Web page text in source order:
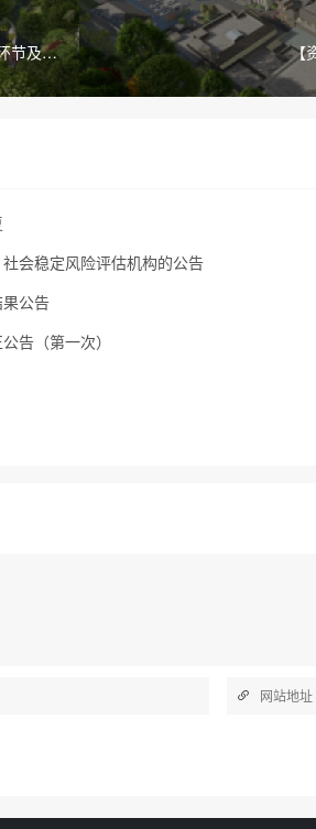
节及笔
【
会稳定风险评估机构的公告
公告
告（第一次）